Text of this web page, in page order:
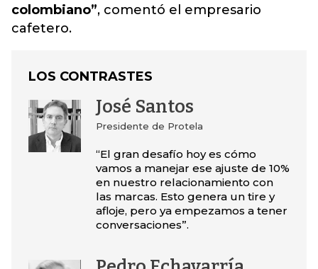
colombiano”, comentó el empresario
cafetero.
LOS CONTRASTES
José Santos
Presidente de Protela
“El gran desafío hoy es cómo
vamos a manejar ese ajuste de 10%
en nuestro relacionamiento con
las marcas. Esto genera un tire y
afloje, pero ya empezamos a tener
conversaciones”.